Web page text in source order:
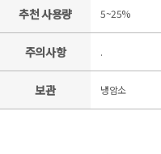
추천 사용량 5~25%
주의사항 .
보관 냉암소